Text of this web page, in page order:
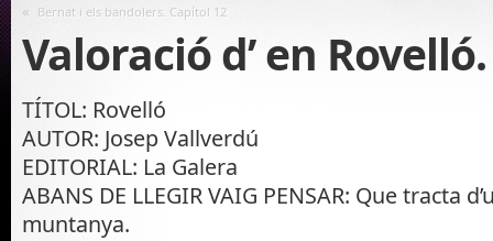
« Bernat i els bandolers. Capítol 12
Valoració d’ en
TÍTOL: Rovelló
AUTOR: Josep Vallverdú
EDITORIAL: La Galera
ABANS DE LLEGIR VAIG PENSAR: Que tracta
muntanya.